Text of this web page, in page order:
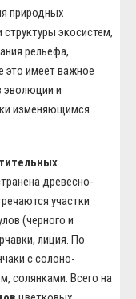
природных
экосистем,
рельефа,
это имеет важное
эволюции и
изменяющимся
древесно-
участки
(черного и
лиция. По
с солоно-
солянками. Всего на